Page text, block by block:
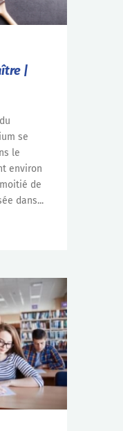
|
se
le
environ
de
dans...